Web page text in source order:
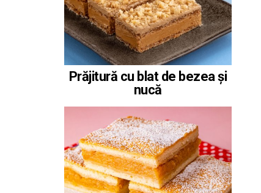
Prăjitură cu blat de bezea și
nucă